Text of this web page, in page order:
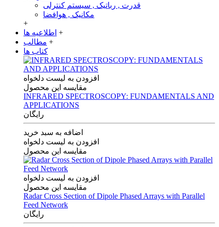
قدرت , رباتیک , سیستم کنترلی
مکانیک , هوافضا
+
اطلاعیه ها +
مطالب +
کتاب ها
افزودن به لیست دلخواه
مقایسه این محصول
INFRARED SPECTROSCOPY: FUNDAMENTALS AND
APPLICATIONS
رایگان
اضافه به سبد خرید
افزودن به لیست دلخواه
مقایسه این محصول
افزودن به لیست دلخواه
مقایسه این محصول
Radar Cross Section of Dipole Phased Arrays with Parallel
Feed Network
رایگان